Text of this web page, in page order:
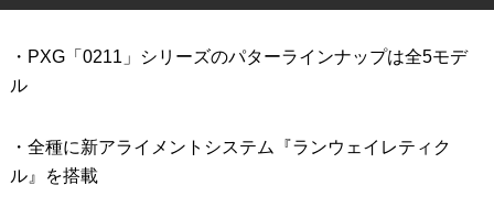
・PXG「0211」シリーズのパターラインナップは全5モデ
ル
・全種に新アライメントシステム『ランウェイレティク
ル』を搭載
HYBRIDS ハイブリッド
IRONS アイアン
PUTTERS パター